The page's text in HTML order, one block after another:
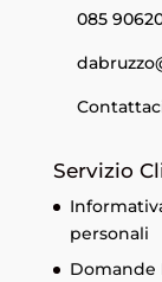
085
Servizio
personali
Domande